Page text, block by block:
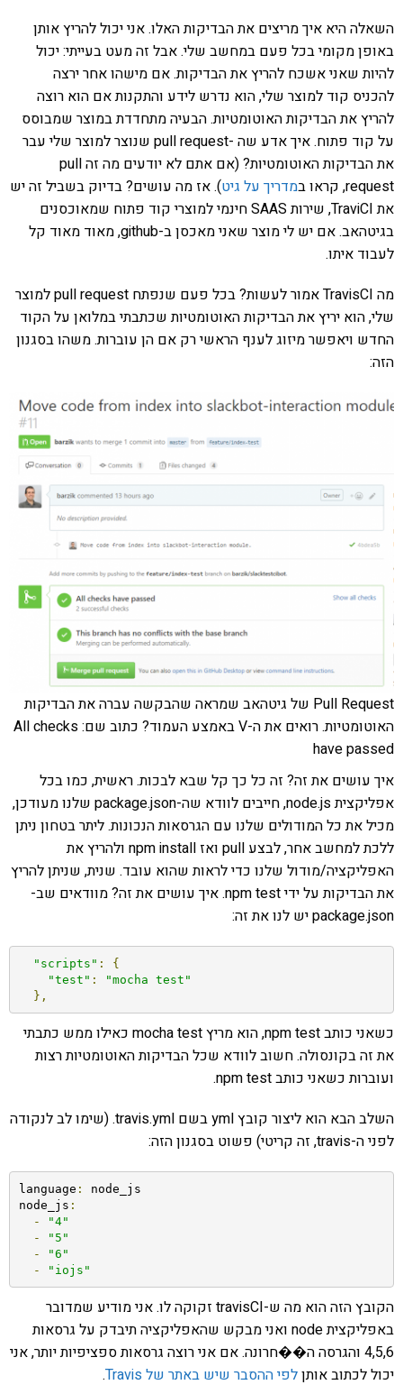
השאלה היא איך מריצים את הבדיקות האלו. אני יכול להריץ אותן
באופן מקומי בכל פעם במחשב שלי. אבל זה מעט בעייתי: יכול
להיות שאני אשכח להריץ את הבדיקות. אם מישהו אחר ירצה
להכניס קוד למוצר שלי, הוא נדרש לידע והתקנות אם הוא רוצה
להריץ את הבדיקות האוטומטיות. הבעיה מתחדדת במוצר שמבוסס
על קוד פתוח. איך אדע שה -pull request שנוצר למוצר שלי עבר
את הבדיקות האוטומטיות? (אם אתם לא יודעים מה זה pull
request, קראו ב
מדריך על גיט). אז מה עושים? בדיוק בשביל זה יש
את TraviCI, שירות SAAS חינמי למוצרי קוד פתוח שמאוכסנים
בגיטהאב. אם יש לי מוצר שאני מאכסן ב-github, מאוד מאוד קל
לעבוד איתו.
מה TravisCI אמור לעשות? בכל פעם שנפתח pull request למוצר
שלי, הוא יריץ את הבדיקות האוטומטיות שכתבתי במלואן על הקוד
החדש ויאפשר מיזוג לענף הראשי רק אם הן עוברות. משהו בסגנון
הזה:
Pull Request של גיטהאב שמראה שהבקשה עברה את הבדיקות
האוטומטיות. רואים את ה-V באמצע העמוד? כתוב שם: All checks
have passed
איך עושים את זה? זה כל כך קל שבא לבכות. ראשית, כמו בכל
אפליקצית node.js, חייבים לוודא שה-package.json שלנו מעודכן,
מכיל את כל המודולים שלנו עם הגרסאות הנכונות. ליתר בטחון ניתן
ללכת למחשב אחר, לבצע pull ואז npm install ולהריץ את
האפליקציה/מודול שלנו כדי לראות שהוא עובד. שנית, שניתן להריץ
את הבדיקות על ידי npm test. איך עושים את זה? מוודאים שב-
package.json יש לנו את זה:
"scripts" :
{
"test" :
"mocha test"
},
כשאני כותב npm test, הוא מריץ mocha test כאילו ממש כתבתי
את זה בקונסולה. חשוב לוודא שכל הבדיקות האוטומטיות רצות
ועוברות כשאני כותב npm test.
השלב הבא הוא ליצור קובץ yml בשם travis.yml. (שימו לב לנקודה
לפני ה-travis, זה קריטי) פשוט בסגנון הזה:
language :
node_js
node_js :
-
"4"
-
"5"
-
"6"
-
"iojs"
הקובץ הזה הוא מה ש-travisCI זקוקה לו. אני מודיע שמדובר
באפליקצית node ואני מבקש שהאפליקציה תיבדק על גרסאות
4,5,6 והגרסה ה��חרונה. אם אני רוצה גרסאות ספציפיות יותר, אני
יכול לכתוב אותןלפי ההסבר שיש באתר של Travis .